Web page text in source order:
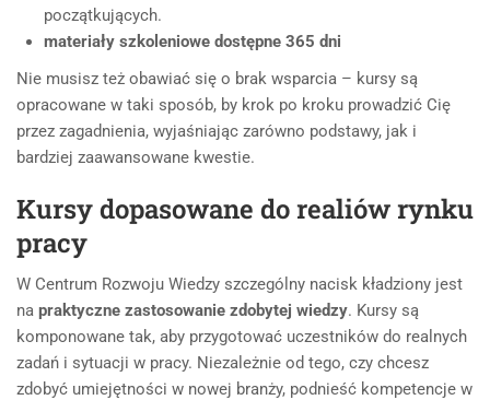
początkujących.
materiały szkoleniowe dostępne 365 dni
Nie musisz też obawiać się o brak wsparcia – kursy są
opracowane w taki sposób, by krok po kroku prowadzić Cię
przez zagadnienia, wyjaśniając zarówno podstawy, jak i
bardziej zaawansowane kwestie.
Kursy dopasowane do realiów rynku
pracy
W Centrum Rozwoju Wiedzy szczególny nacisk kładziony jest
na praktyczne zastosowanie zdobytej wiedzy. Kursy są
komponowane tak, aby przygotować uczestników do realnych
zadań i sytuacji w pracy. Niezależnie od tego, czy chcesz
zdobyć umiejętności w nowej branży, podnieść kompetencje w